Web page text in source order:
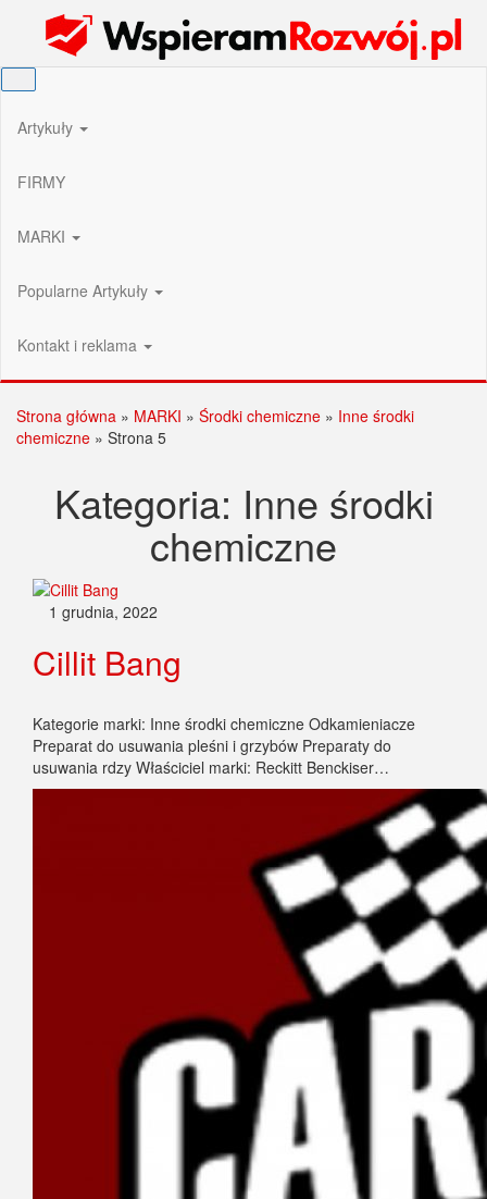
Wspieram Rozwój PL
Artykuły
FIRMY
MARKI
Popularne Artykuły
Kontakt i reklama
Strona główna » MARKI » Środki chemiczne » Inne środki
chemiczne » Strona 5
Kategoria: Inne środki
chemiczne
1 grudnia, 2022
Cillit Bang
Kategorie marki: Inne środki chemiczne Odkamieniacze
Preparat do usuwania pleśni i grzybów Preparaty do
usuwania rdzy Właściciel marki: Reckitt Benckiser…